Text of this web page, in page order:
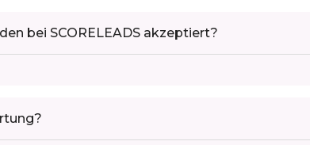
bei SCORELEADS akzeptiert?